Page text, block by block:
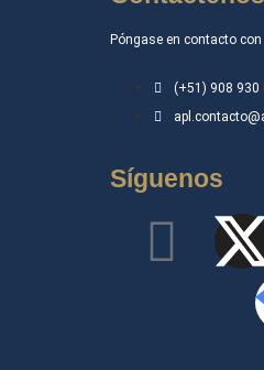
Póngase en contacto
(+51) 908 930
Síguenos